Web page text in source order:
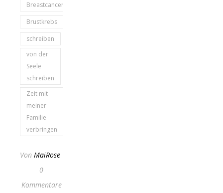
Breastcancer
Brustkrebs
schreiben
von der
Seele
schreiben
Zeit mit
meiner
Familie
verbringen
Von MaiRose
0
Kommentare